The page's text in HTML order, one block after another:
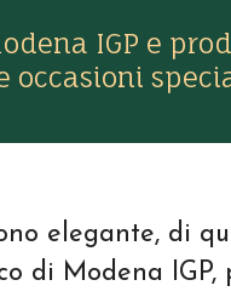
IGP e
occasioni
elegante, di
di Modena